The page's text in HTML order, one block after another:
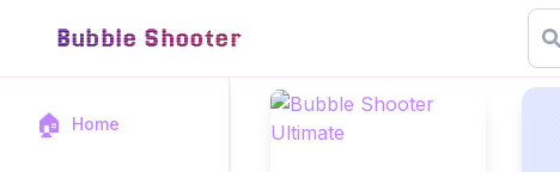
Bubble Shooter
🏠 Home